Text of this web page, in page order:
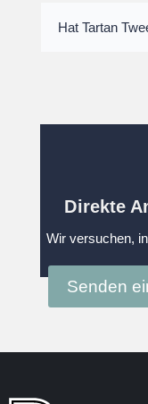
Hat Tartan
Direkte
Wir versuchen,
Senden